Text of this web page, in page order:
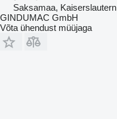
Saksamaa, Kaiserslautern
GINDUMAC GmbH
Võta ühendust müüjaga